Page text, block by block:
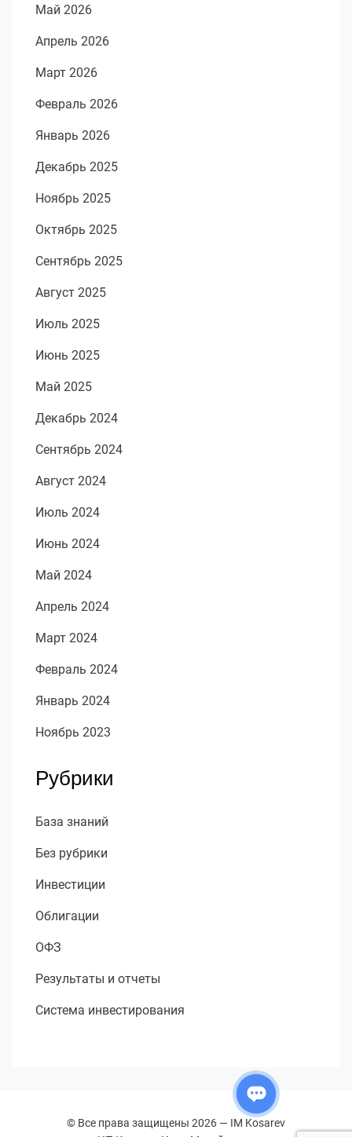
Май 2026
Апрель 2026
Март 2026
Февраль 2026
Январь 2026
Декабрь 2025
Ноябрь 2025
Октябрь 2025
Сентябрь 2025
Август 2025
Июль 2025
Июнь 2025
Май 2025
Декабрь 2024
Сентябрь 2024
Август 2024
Июль 2024
Июнь 2024
Май 2024
Апрель 2024
Март 2024
Февраль 2024
Январь 2024
Ноябрь 2023
Рубрики
База знаний
Без рубрики
Инвестиции
Облигации
ОФЗ
Результаты и отчеты
Система инвестирования
© Все права защищены 2026 — IM Kosarev